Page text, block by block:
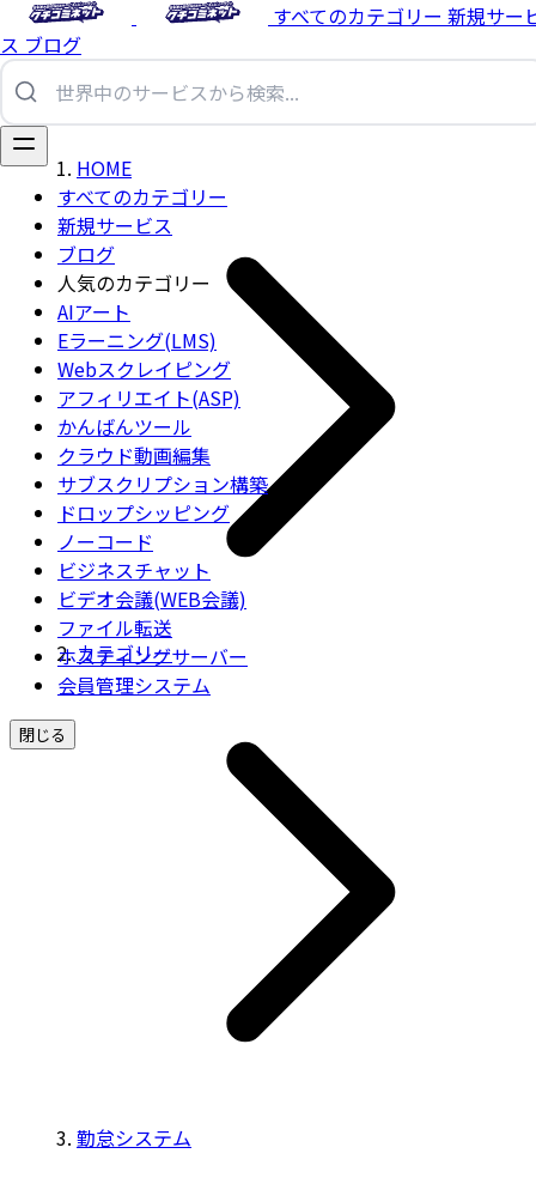
すべてのカテゴリー 新規サー
ス ブログ
すべてのカテゴリー
新規サービス
ブログ
人気のカテゴリー
AIアート
Eラーニング(LMS)
Webスクレイピング
アフィリエイト(ASP)
かんばんツール
クラウド動画編集
サブスクリプション構築
ドロップシッピング
ノーコード
ビジネスチャット
ビデオ会議(WEB会議)
ファイル転送
ホスティングサーバー
会員管理システム
閉じる
HOME
カテゴリー
勤怠システム